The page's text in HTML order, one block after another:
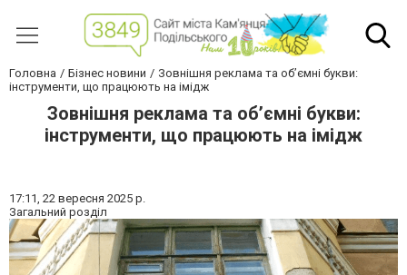
Головна Бізнес новини
Зовнішня реклама та об’ємні букви:
інструменти, що працюють на імідж
Зовнішня реклама та об’ємні букви:
інструменти, що працюють на імідж
17:11, 22 вересня 2025 р.
Загальний розділ